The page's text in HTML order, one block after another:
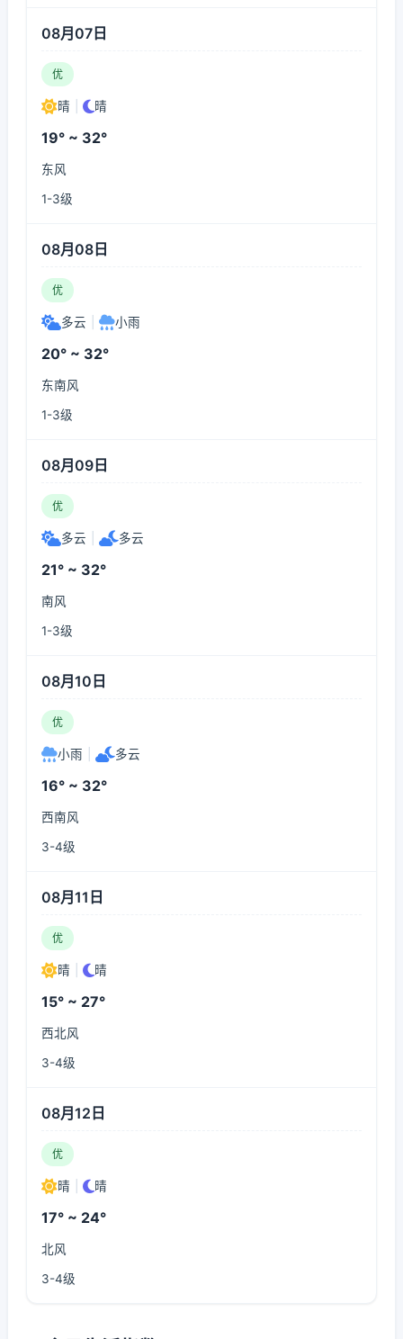
08月07日
优
晴 晴
19° ~ 32°
东风
1-3级
08月08日
优
多云 小雨
20° ~ 32°
东南风
1-3级
08月09日
优
多云 多云
21° ~ 32°
南风
1-3级
08月10日
优
小雨 多云
16° ~ 32°
西南风
3-4级
08月11日
优
晴 晴
15° ~ 27°
西北风
3-4级
08月12日
优
晴 晴
17° ~ 24°
北风
3-4级